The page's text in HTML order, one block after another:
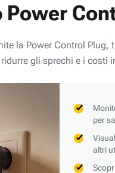
Power
la Power Control
gli sprechi e i costi
per
altri